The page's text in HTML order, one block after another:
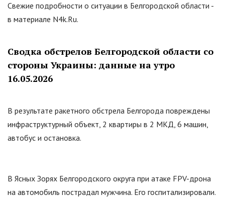
Свежие подробности о ситуации в Белгородской области -
в материале N4k.Ru.
Сводка обстрелов Белгородской области со
стороны Украины: данные на утро
16.05.2026
В результате ракетного обстрела Белгорода повреждены
инфраструктурный объект, 2 квартиры в 2 МКД, 6 машин,
автобус и остановка.
В Ясных Зорях Белгородского округа при атаке FPV-дрона
на автомобиль пострадал мужчина. Его госпитализировали.